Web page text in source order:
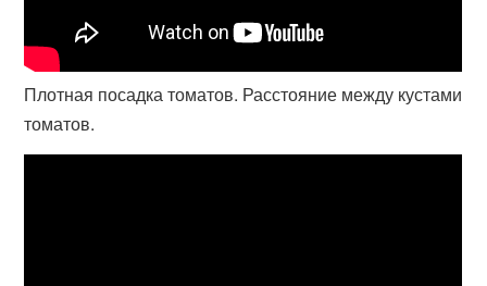
Плотная посадка томатов. Расстояние между кустами
томатов.